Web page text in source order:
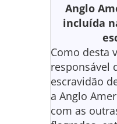
Anglo
incluída
Como desta
responsável
escravidão
a Anglo
com as